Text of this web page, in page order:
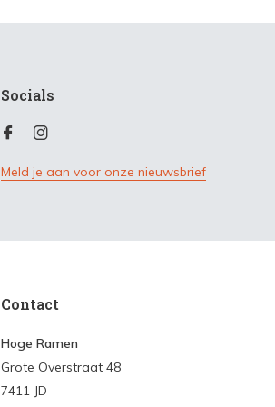
Socials
Meld je aan voor onze nieuwsbrief
Contact
Hoge Ramen
Grote Overstraat 48
7411 JD